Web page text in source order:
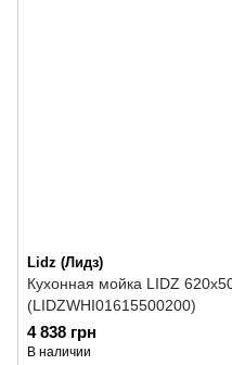
Lidz (Лидз)
Кухонная мойка LIDZ
(LIDZWHI01615500200)
4 838 грн
В наличии